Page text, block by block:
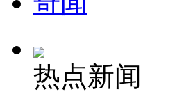
热点新闻